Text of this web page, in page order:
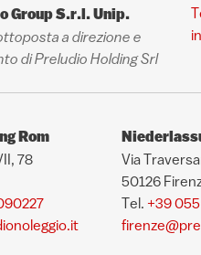
Group S.r.l. Unip.
a direzione e
di Preludio Holding Srl
Rom
78
Via
50126
Tel. +39